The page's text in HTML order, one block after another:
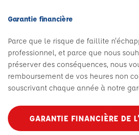
Garantie financière
Parce que le risque de faillite
professionnel, et parce que nous
préserver des conséquences, nous
remboursement de vos heures non
souscrivant chaque année à notre
GARANTIE FINANCIÈRE DE